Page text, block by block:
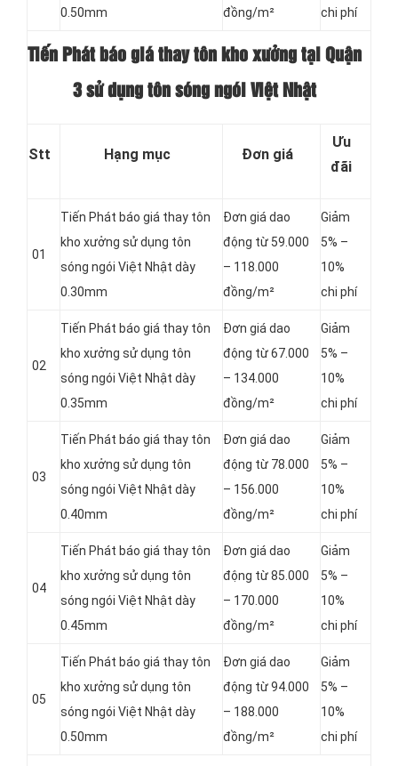
0.50mm
đồng/m²
chi phí
Tiến Phát báo giá thay tôn kho xưởng tại Quận
3 sử dụng tôn sóng ngói Việt Nhật
Stt Hạng mục Đơn giá
Ưu
đãi
01
Tiến Phát báo giá thay tôn
kho xưởng sử dụng tôn
sóng ngói Việt Nhật dày
0.30mm
Đơn giá dao
động từ 59.000
– 118.000
đồng/m²
Giảm
5% –
10%
chi phí
02
Tiến Phát báo giá thay tôn
kho xưởng sử dụng tôn
sóng ngói Việt Nhật dày
0.35mm
Đơn giá dao
động từ 67.000
– 134.000
đồng/m²
Giảm
5% –
10%
chi phí
03
Tiến Phát báo giá thay tôn
kho xưởng sử dụng tôn
sóng ngói Việt Nhật dày
0.40mm
Đơn giá dao
động từ 78.000
– 156.000
đồng/m²
Giảm
5% –
10%
chi phí
04
Tiến Phát báo giá thay tôn
kho xưởng sử dụng tôn
sóng ngói Việt Nhật dày
0.45mm
Đơn giá dao
động từ 85.000
– 170.000
đồng/m²
Giảm
5% –
10%
chi phí
05
Tiến Phát báo giá thay tôn
kho xưởng sử dụng tôn
sóng ngói Việt Nhật dày
0.50mm
Đơn giá dao
động từ 94.000
– 188.000
đồng/m²
Giảm
5% –
10%
chi phí